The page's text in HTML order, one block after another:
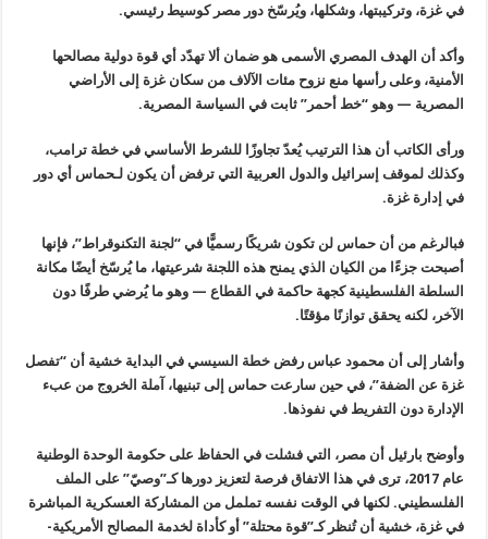
في غزة، وتركيبتها، وشكلها، ويُرسّخ دور مصر كوسيط رئيسي.
وأكد أن الهدف المصري الأسمى هو ضمان ألا تهدّد أي قوة دولية مصالحها
الأمنية، وعلى رأسها منع نزوح مئات الآلاف من سكان غزة إلى الأراضي
المصرية —وهو “خط أحمر” ثابت في السياسة المصرية.
ورأى الكاتب أن هذا الترتيب يُعدّ تجاوزًا للشرط الأساسي في خطة ترامب،
وكذلك لموقف إسرائيل والدول العربية التي ترفض أن يكون لـحماس أي دور
في إدارة غزة.
فبالرغم من أن حماس لن تكون شريكًا رسميًّا في “لجنة التكنوقراط”، فإنها
أصبحت جزءًا من الكيان الذي يمنح هذه اللجنة شرعيتها، ما يُرسّخ أيضًا مكانة
السلطة الفلسطينية كجهة حاكمة في القطاع — وهو ما يُرضي طرفًا دون
الآخر، لكنه يحقق توازنًا مؤقتًا.
وأشار إلى أن محمود عباس رفض خطة السيسي في البداية خشية أن “تفصل
غزة عن الضفة”، في حين سارعت حماس إلى تبنيها، آملة الخروج من عبء
الإدارة دون التفريط في نفوذها.
وأوضح بارئيل أن مصر، التي فشلت في الحفاظ على حكومة الوحدة الوطنية
عام 2017
، ترى في هذا الاتفاق فرصة لتعزيز دورها كـ”وصيّ” على الملف
الفلسطيني. لكنها في الوقت نفسه تململ من المشاركة العسكرية المباشرة
في غزة، خشية أن تُنظر كـ”قوة محتلة” أو كأداة لخدمة المصالح الأمريكية-